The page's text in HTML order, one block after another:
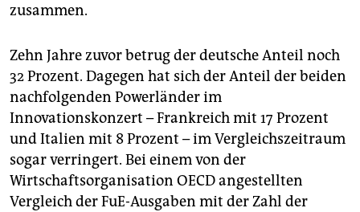
zusammen.
Zehn Jahre zuvor betrug der deutsche Anteil noch
32 Prozent. Dagegen hat sich der Anteil der beiden
nachfolgenden Power­länder im
Innovationskonzert – Frankreich mit 17 Prozent
und Italien mit 8 Prozent – im Vergleichszeitraum
sogar verringert. Bei einem von der
Wirtschaftsorganisation OECD angestellten
Vergleich der FuE-Ausgaben mit der Zahl der